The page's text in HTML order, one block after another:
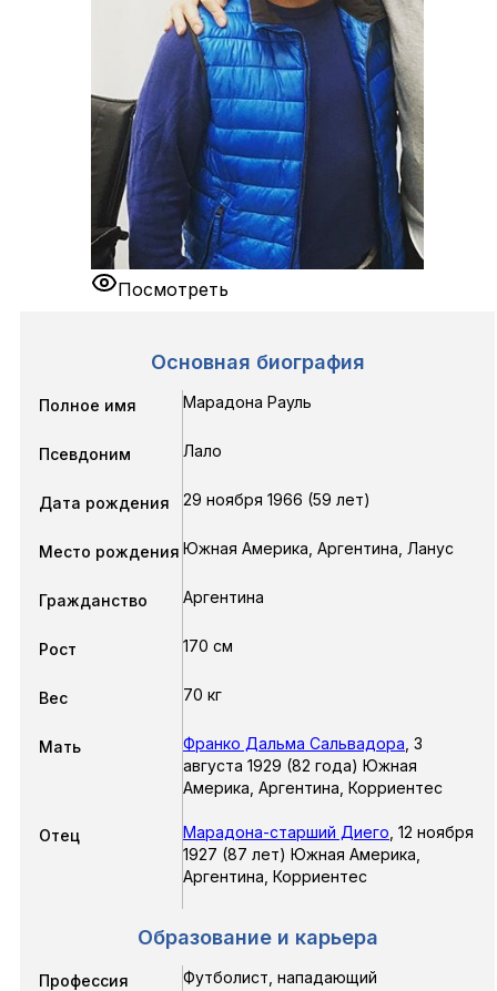
Посмотреть
Основная биография
Полное имя Марадона Рауль
Псевдоним Лало
Дата рождения 29 ноября 1966 (59 лет)
Место рождения Южная Америка, Аргентина, Ланус
Гражданство Аргентина
Рост 170 см
Вес 70 кг
Мать Франко Дальма Сальвадора 3
августа 1929 (82 года) Южная
Америка, Аргентина, Корриентес
Отец Марадона-старший Диего 12 ноября
1927 (87 лет) Южная Америка,
Аргентина, Корриентес
Образование и карьера
Профессия Футболист, нападающий